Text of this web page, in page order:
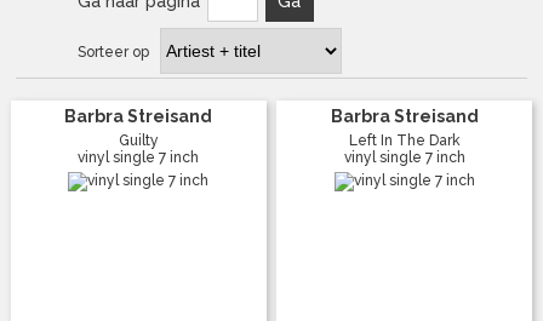
Sorteer op
Barbra Streisand
Guilty
vinyl single 7 inch
Barbra Streisand
Left In The Dark
vinyl single 7 inch